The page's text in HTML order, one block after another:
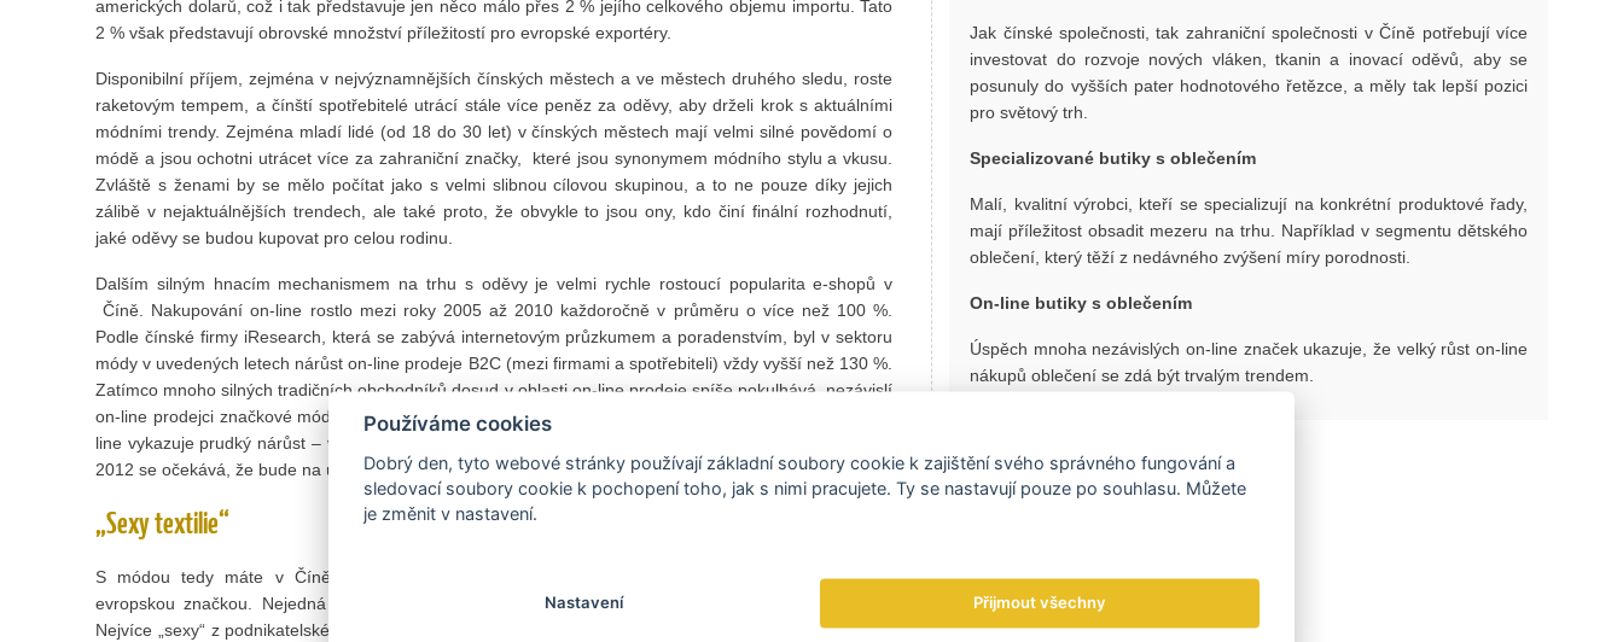
amerických dolarů, což i tak představuje jen něco málo přes 2 % jejího celkového objemu importu. Tato
2 % však představují obrovské množství příležitostí pro evropské exportéry.
Disponibilní příjem, zejména v nejvýznamnějších čínských městech a ve městech druhého sledu, roste
raketovým tempem, a čínští spotřebitelé utrácí stále více peněz za oděvy, aby drželi krok s aktuálními
módními trendy. Zejména mladí lidé (od 18 do 30 let) v čínských městech mají velmi silné povědomí o
módě a jsou ochotni utrácet více za zahraniční značky, které jsou synonymem módního stylu a vkusu.
Zvláště s ženami by se mělo počítat jako s velmi slibnou cílovou skupinou, a to ne pouze díky jejich
zálibě v nejaktuálnějších trendech, ale také proto, že obvykle to jsou ony, kdo činí finální rozhodnutí,
jaké oděvy se budou kupovat pro celou rodinu.
Dalším silným hnacím mechanismem na trhu s oděvy je velmi rychle rostoucí popularita e-shopů v
Číně. Nakupování on-line rostlo mezi roky 2005 až 2010 každoročně v průměru o více než 100 %.
Podle čínské firmy iResearch, která se zabývá internetovým průzkumem a poradenstvím, byl v sektoru
módy v uvedených letech nárůst on-line prodeje B2C (mezi firmami a spotřebiteli) vždy vyšší než 130 %.
Zatímco mnoho silných tradičních obchodníků dosud v oblasti on-line prodeje spíše pokulhává, nezávislí
on-line prodejci značkové módy rychle získávají čím dál větší podíl na trhu. Trend nákupu oblečení on-
line vykazuje prudký nárůst – v roce 2007 zaujímal jen 3,23 % všech nákupů oblečení, zatímco pro rok
2012 se očekává, že bude na úrovni 17 % (80 miliard jüanů).
„Sexy textilie“
S módou tedy máte v Číně skutečně šanci, pokud zaujmete kvalitním materiálem, designem a
evropskou značkou. Nejedná se však zdaleka o nejvíce atraktivní trh v oblasti textilního průmyslu.
Nejvíce „sexy“ z podnikatelského hlediska jsou tu textilie určené pro průmyslové využití. V tomto směru
Jak čínské společnosti, tak zahraniční společnosti v Číně potřebují více
investovat do rozvoje nových vláken, tkanin a inovací oděvů, aby se
posunuly do vyšších pater hodnotového řetězce, a měly tak lepší pozici
pro světový trh.
Specializované butiky s oblečením
Malí, kvalitní výrobci, kteří se specializují na konkrétní produktové řady,
mají příležitost obsadit mezeru na trhu. Například v segmentu dětského
oblečení, který těží z nedávného zvýšení míry porodnosti.
On-line butiky s oblečením
Úspěch mnoha nezávislých on-line značek ukazuje, že velký růst on-line
nákupů oblečení se zdá být trvalým trendem.
Exportní trhy
Používáme cookies
Dobrý den, tyto webové stránky používají základní soubory cookie k zajištění svého správného fungování a
sledovací soubory cookie k pochopení toho, jak s nimi pracujete. Ty se nastavují pouze po souhlasu. Můžete
je změnit v nastavení.
Nastavení Přijmout všechny